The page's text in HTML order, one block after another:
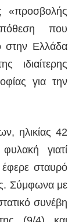
«προσβολής
που
στην Ελλάδα
ιδιαίτερης
για την
ηλικίας 42
γιατί
έφερε σταυρό
Σύμφωνα με
συνέβη